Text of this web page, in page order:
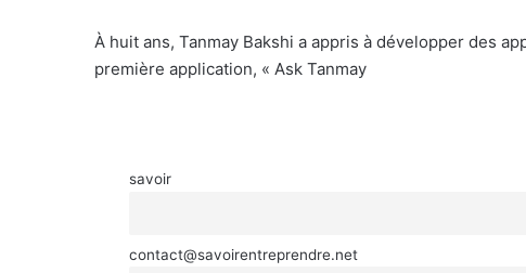
À huit ans, Tanmay Bakshi a appris à développer des
première application, « Ask Tanmay
savoir
contact@savoirentreprendre.net